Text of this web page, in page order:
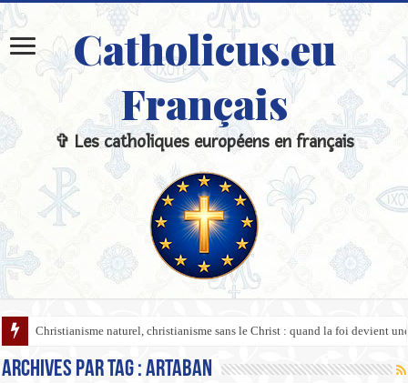
Catholicus.eu
Français
✞ Les catholiques européens en français
Christianisme naturel, christianisme sans le Christ : quand la foi devient
Archives par tag :Artaban